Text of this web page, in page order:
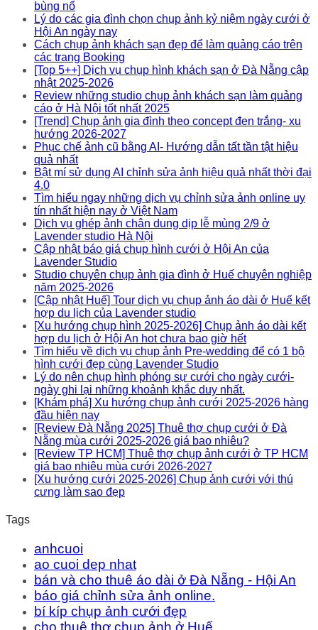
bùng nổ
Lý do các gia đình chọn chụp ảnh kỷ niệm ngày cưới ở
Hội An ngày nay
Cách chụp ảnh khách sạn đẹp để làm quảng cáo trên
các trang Booking
[Top 5++] Dịch vụ chụp hình khách sạn ở Đà Nẵng cập
nhật 2025-2026
Review những studio chụp ảnh khách sạn làm quảng
cáo ở Hà Nội tốt nhất 2025
[Trend] Chụp ảnh gia đình theo concept đen trắng- xu
hướng 2026-2027
Phục chế ảnh cũ bằng AI- Hướng dẫn tất tần tật hiệu
quả nhất
Bật mí sử dụng AI chỉnh sửa ảnh hiệu quả nhất thời đại
4.0
Tìm hiểu ngay những dịch vụ chỉnh sửa ảnh online uy
tín nhất hiện nay ở Việt Nam
Dịch vụ ghép ảnh chân dung dịp lễ mùng 2/9 ở
Lavender studio Hà Nội
Cập nhật báo giá chụp hình cưới ở Hội An của
Lavender Studio
Studio chuyên chụp ảnh gia đình ở Huế chuyên nghiệp
năm 2025-2026
[Cập nhật Huế] Tour dịch vụ chụp ảnh áo dài ở Huế kết
hợp du lịch của Lavender studio
[Xu hướng chụp hình 2025-2026] Chụp ảnh áo dài kết
hợp du lịch ở Hội An hot chưa bao giờ hết
Tìm hiểu về dịch vụ chụp ảnh Pre-wedding để có 1 bộ
hình cưới đẹp cùng Lavender Studio
Lý do nên chụp hình phóng sự cưới cho ngày cưới-
ngày ghi lại những khoảnh khắc duy nhất.
[Khám phá] Xu hướng chụp ảnh cưới 2025-2026 hàng
đầu hiện nay
[Review Đà Nẵng 2025] Thuê thợ chụp cưới ở Đà
Nẵng mùa cưới 2025-2026 giá bao nhiêu?
[Review TP HCM] Thuê thợ chụp ảnh cưới ở TP HCM
giá bao nhiêu mùa cưới 2026-2027
[Xu hướng cưới 2025-2026] Chụp ảnh cưới với thú
cưng làm sao đẹp
Tags
anhcuoi
ao cuoi dep nhat
bán và cho thuê áo dài ở Đà Nẵng - Hội An
báo giá chỉnh sửa ảnh online.
bí kíp chụp ảnh cưới đẹp